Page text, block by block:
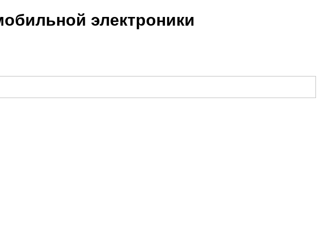
электроники